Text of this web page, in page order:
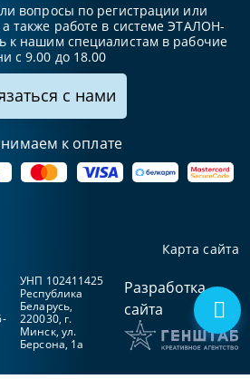
вопросы по регистрации или
также работе в системе ЭТАЛОН-
к нашим специалистам в рабочие
с 9.00 до 18.00
с нами
к оплате
Карта сайта
УНП 102411425
Республика
Беларусь,
220030, г.
Минск, ул.
Берсона, 1а
Разработка
сайта